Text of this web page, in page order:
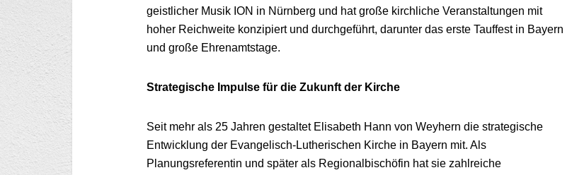
geistlicher Musik ION in Nürnberg und hat große kirchliche Veranstaltungen mit
hoher Reichweite konzipiert und durchgeführt, darunter das erste Tauffest in Bayern
und große Ehrenamtstage.
Strategische Impulse für die Zukunft der Kirche
Seit mehr als 25 Jahren gestaltet Elisabeth Hann von Weyhern die strategische
Entwicklung der Evangelisch-Lutherischen Kirche in Bayern mit. Als
Planungsreferentin und später als Regionalbischöfin hat sie zahlreiche